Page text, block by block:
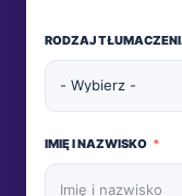
RODZAJ
IMIĘ I NAZWISKO